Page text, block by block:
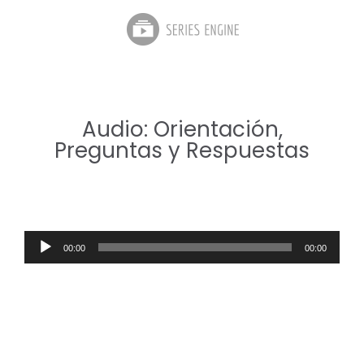
Audio: Orientación,
Preguntas y Respuestas
Audio
Player
00:00 00:00